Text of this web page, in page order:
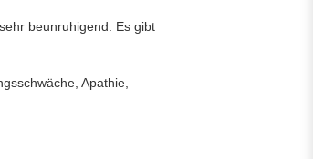
beunruhigend. Es gibt
Apathie,